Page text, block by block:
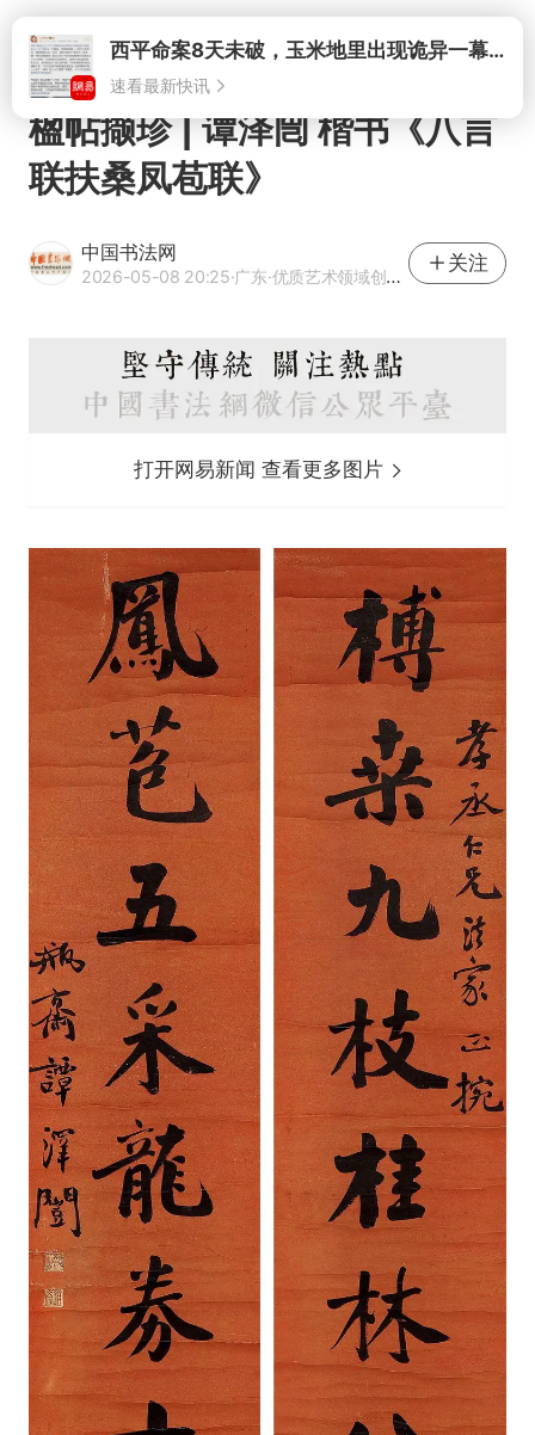
打开
楹帖撷珍 | 谭泽闿 楷书《八言
联扶桑凤苞联》
中国书法网
2026-05-08 20:25·广东·优质艺术领域创作者
关注
打开网易新闻 查看更多图片